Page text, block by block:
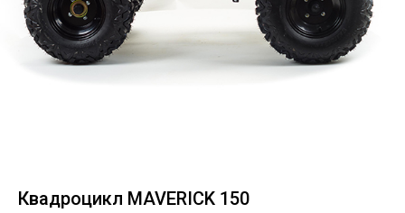
Квадроцикл MAVERICK 150